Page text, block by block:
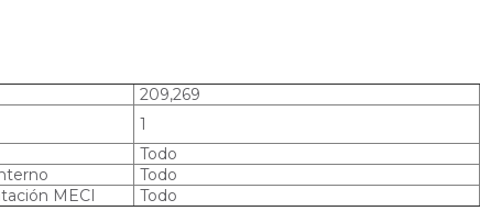
209,269
1
Todo
Todo
MECI
Todo